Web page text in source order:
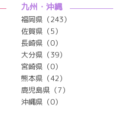
九州・沖縄
福岡県（243）
佐賀県（5）
長崎県（0）
大分県（39）
宮崎県（0）
熊本県（42）
鹿児島県（7）
沖縄県（0）